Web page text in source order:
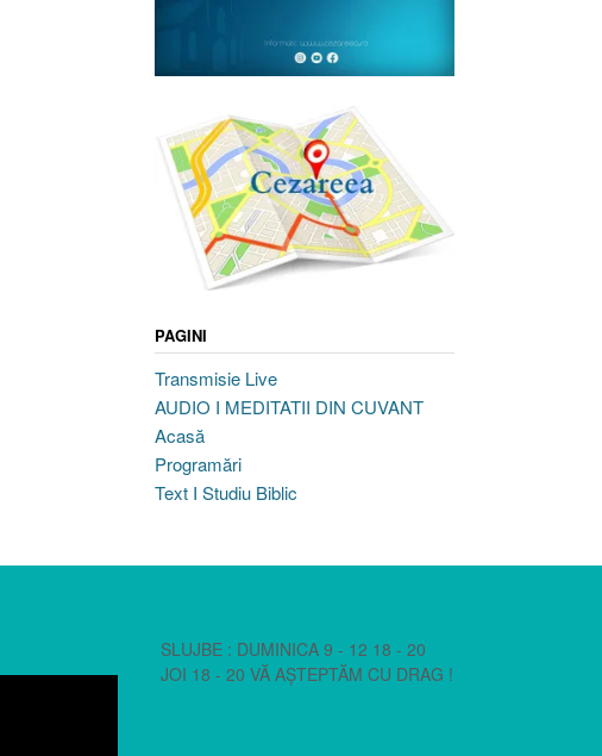
PAGINI
Transmisie Live
AUDIO I MEDITATII DIN CUVANT
Acasă
Programări
Text I Studiu Biblic
SLUJBE : DUMINICA 9 - 12 18 - 20
JOI 18 - 20 VĂ AȘTEPTĂM CU DRAG !